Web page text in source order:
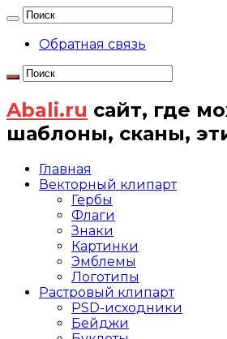
Обратная связь
Abali.ru сайт, где
шаблоны, сканы,
Главная
Векторный клипарт
Гербы
Флаги
Знаки
Картинки
Эмблемы
Логотипы
Растровый клипарт
PSD-исходники
Бейджи